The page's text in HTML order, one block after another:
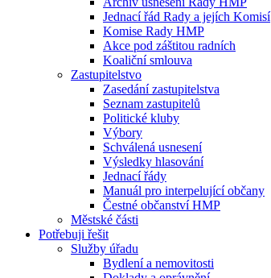
Jednací řád Rady a jejích Komisí
Komise Rady HMP
Akce pod záštitou radních
Koaliční smlouva
Zastupitelstvo
Zasedání zastupitelstva
Seznam zastupitelů
Politické kluby
Výbory
Schválená usnesení
Výsledky hlasování
Jednací řády
Manuál pro interpelující občany
Čestné občanství HMP
Městské části
Potřebuji řešit
Služby úřadu
Bydlení a nemovitosti